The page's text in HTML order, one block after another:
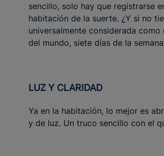
sencillo, solo hay que registrarse
habitación de la suerte. ¿Y si no
universalmente considerada
del mundo, siete días de la
LUZ Y CLARIDAD
Ya en la habitación, lo mejor es
y de luz. Un truco sencillo con el